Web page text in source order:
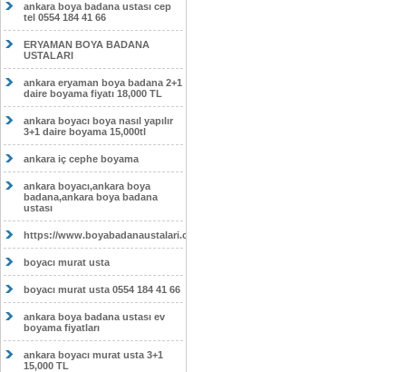
ankara boya badana ustası cep
tel 0554 184 41 66
ERYAMAN BOYA BADANA
USTALARI
ankara eryaman boya badana 2+1
daire boyama fiyatı 18,000 TL
ankara boyacı boya nasıl yapılır
3+1 daire boyama 15,000tl
ankara iç cephe boyama
ankara boyacı,ankara boya
badana,ankara boya badana
ustası
https://www.boyabadanaustalari.com/
boyacı murat usta
boyacı murat usta 0554 184 41 66
ankara boya badana ustası ev
boyama fiyatları
ankara boyacı murat usta 3+1
15,000 TL